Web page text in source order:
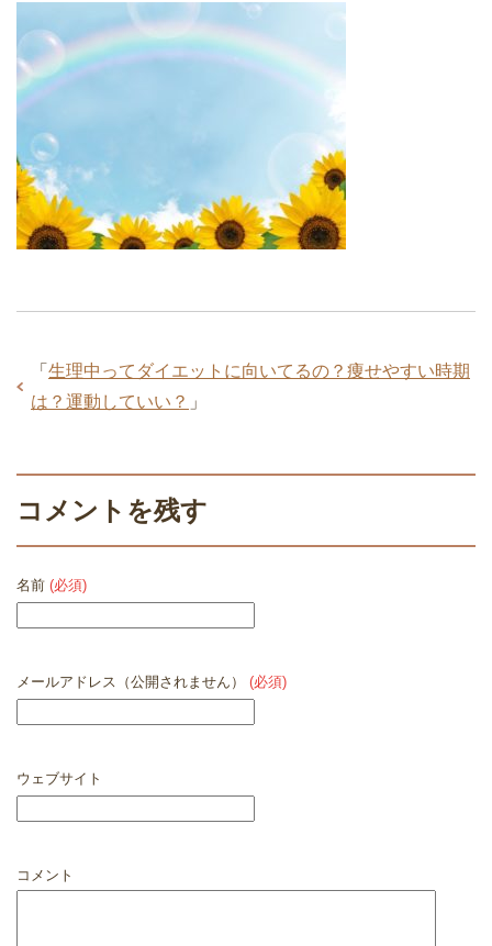
「 生理中ってダイエットに向いてるの？痩せやすい時期
は？運動していい？ 」
コメントを残す
名前 (必須)
メールアドレス（公開されません） (必須)
ウェブサイト
コメント